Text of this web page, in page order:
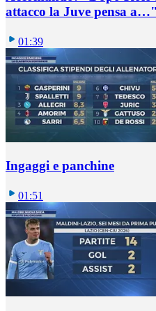
attacco la Juve pensa a…"
01:39
Ingaggi e panchine
01:51